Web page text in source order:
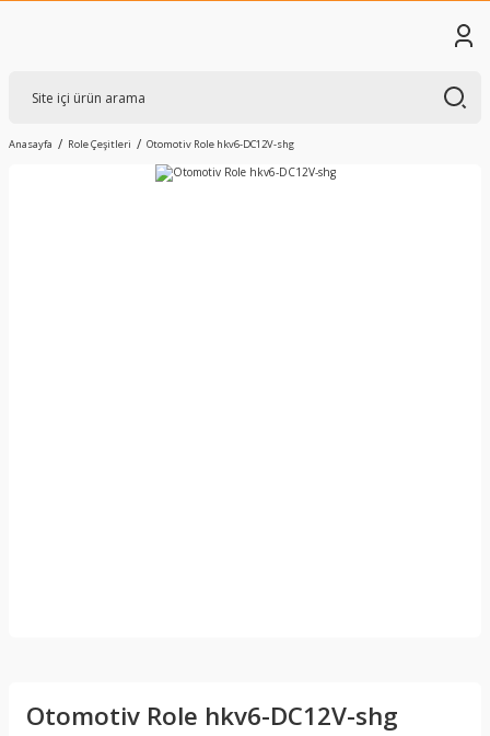
Anasayfa Role Çeşitleri Otomotiv Role hkv6-DC12V-shg
Otomotiv Role hkv6-DC12V-shg